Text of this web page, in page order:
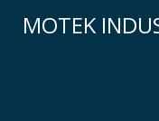
MOTEK